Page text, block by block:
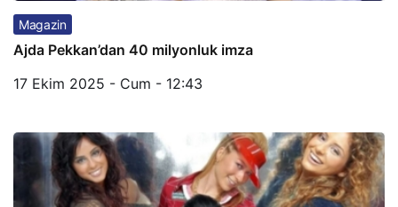
Magazin
Ajda Pekkan’dan 40 milyonluk imza
17 Ekim 2025 - Cum - 12:43